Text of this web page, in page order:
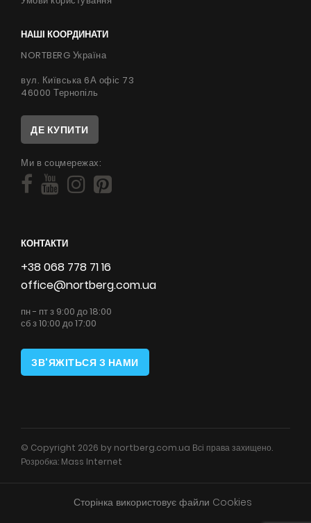
НАШІ КООРДИНАТИ
NORTBERG Україна
вул. Київська 6А офіс 73
46000 Тернопіль
ДЕ КУПИТИ
Ми в соцмережах:
КОНТАКТИ
+38 068 778 71 16
office@nortberg.com.ua
пн - пт з 9:00 до 18:00
сб з 10:00 до 17:00
ЗВ'ЯЖІТЬСЯ З НАМИ
© Copyright 2026 by nortberg.com.ua Всі права захищено.
Розробка: Mass Internet
Сторінка використовує файли Cookies